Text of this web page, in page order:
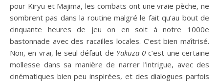
pour Kiryu et Majima, les combats ont une vraie pèche, ne
sombrent pas dans la routine malgré le fait qu’au bout de
cinquante heures de jeu on en soit à notre 1000e
bastonnade avec des racailles locales. C’est bien maîtrisé.
Non, en vrai, le seul défaut de Yakuza 0 c’est une certaine
mollesse dans sa manière de narrer l’intrigue, avec des
cinématiques bien peu inspirées, et des dialogues parfois